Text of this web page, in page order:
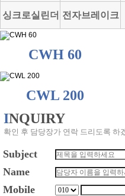
싱크로실린더 전자브레이크
CWH 60
CWL 200
INQUIRY
확인 후 담당장가 연락 드리도록 하
Subject
Name
Mobile